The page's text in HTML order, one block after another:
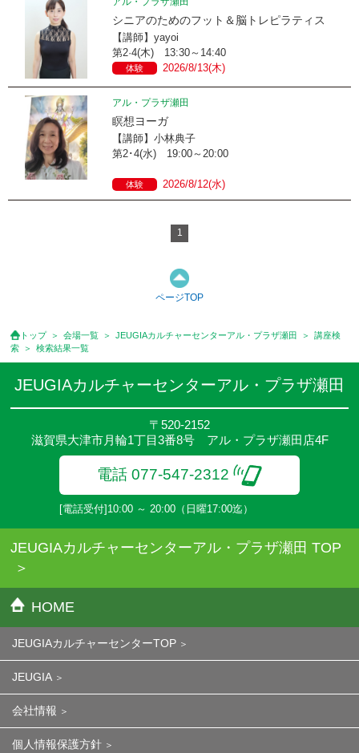
シニアのためのフット＆脳トレピラティス
【講師】yayoi
第2·4(木) 13:30～14:40
体験 2026/8/13(木)
アル・プラザ瀬田
瞑想ヨーガ
【講師】小林典子
第2･4(水) 19:00～20:00
体験 2026/8/12(水)
1
ページTOP
トップ 会場一覧 JEUGIAカルチャーセンターアル・プラザ瀬田
講座検
索
検索結果一覧
JEUGIAカルチャーセンターアル・プラザ瀬田
〒520-2152
滋賀県大津市月輪1丁目3番8号 アル・プラザ瀬田店4F
電話 077-547-2312
[電話受付]10:00 ～ 20:00（日曜17:00迄）
JEUGIAカルチャーセンターアル・プラザ瀬田 TOP
HOME
JEUGIAカルチャーセンターTOP
JEUGIA
会社情報
個人情報保護方針